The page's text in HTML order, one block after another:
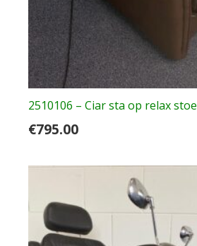
2510106 – Ciar sta op relax
€795.00